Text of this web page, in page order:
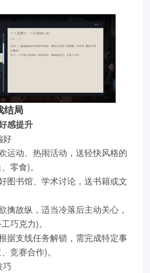
结局
感提升
好
运动、热闹活动，送轻快风格的
零食)。
图书馆、学术讨论，送书籍或文
擒故纵，适当冷落后主动关心，
巧克力)。
据支线任务解锁，需完成特定事
竞赛合作)。
巧